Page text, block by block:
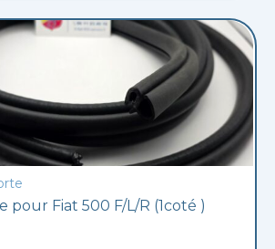
pour Fiat 500 F/L/R (1coté )